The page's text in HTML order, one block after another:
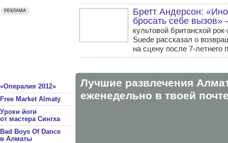
«Опералия 2012»
Free Market Almaty
Уроки йоги
от мастера Сингха
Bad Boys Of Dance
в Алматы
Бретт Андерсон:
бросать себе
культовой британской
Suede рассказал о
на сцену после 7-летнего
Лучшие развлечения
eженедельно в твоей